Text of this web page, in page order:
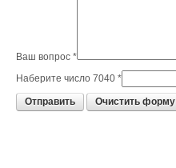
Ваш вопрос *
Наберите число 7040 *
Отправить Очистить форму